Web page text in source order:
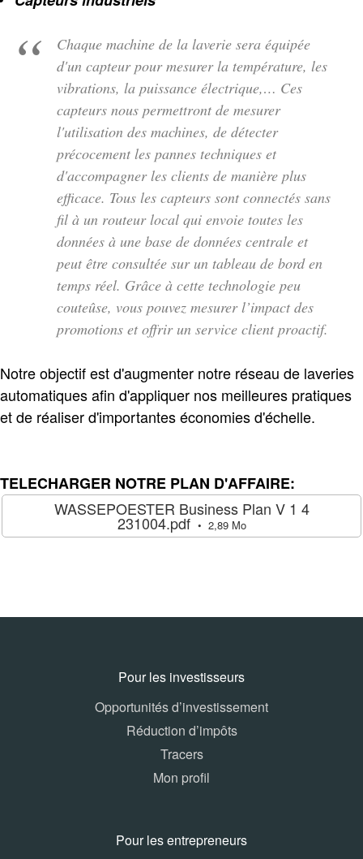
Chaque machine de la laverie sera équipée
d'un capteur pour mesurer la température, les
vibrations, la puissance électrique,… Ces
capteurs nous permettront de mesurer
l'utilisation des machines, de détecter
précocement les pannes techniques et
d'accompagner les clients de manière plus
efficace. Tous les capteurs sont connectés sans
fil à un routeur local qui envoie toutes les
données à une base de données centrale et
peut être consultée sur un tableau de bord en
temps réel. Grâce à cette technologie peu
couteûse, vous pouvez mesurer l’impact des
promotions et offrir un service client proactif.
Notre objectif est d'augmenter notre réseau de laveries
automatiques afin d'appliquer nos meilleures pratiques
et de réaliser d'importantes économies d'échelle.
TELECHARGER NOTRE PLAN D'AFFAIRE:
WASSEPOESTER Business Plan V 1 4
231004.pdf 2,89 Mo
Pour les investisseurs
Opportunités d’investissement
Réduction d’impôts
Tracers
Mon profil
Pour les entrepreneurs